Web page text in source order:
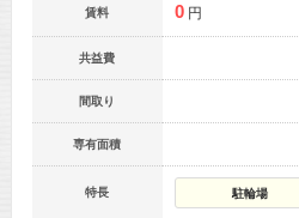
賃料 0 円
共益費
間取り
専有面積
特長 駐輪場